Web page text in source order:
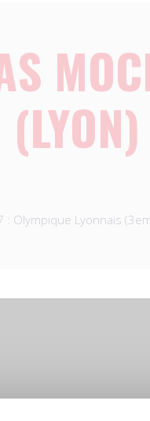
Olympique Lyonnais